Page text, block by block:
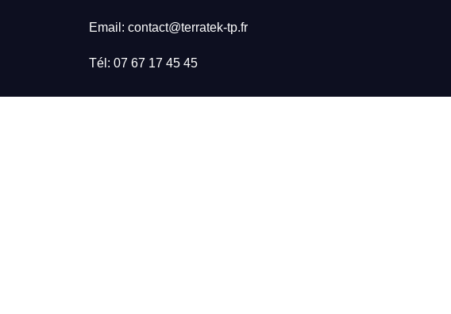
Email: contact@terratek-tp.fr
Tél: 07 67 17 45 45